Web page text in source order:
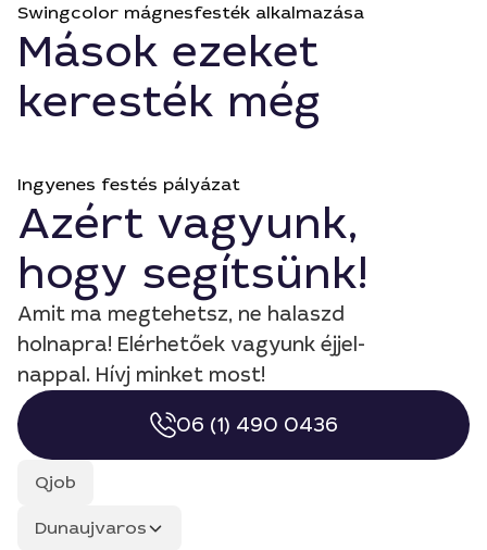
Swingcolor mágnesfesték alkalmazása
Mások ezeket
keresték még
Ingyenes festés pályázat
Azért vagyunk,
hogy segítsünk!
Amit ma megtehetsz, ne halaszd
holnapra! Elérhetőek vagyunk éjjel-
nappal. Hívj minket most!
06 (1) 490 0436
Qjob
Dunaujvaros